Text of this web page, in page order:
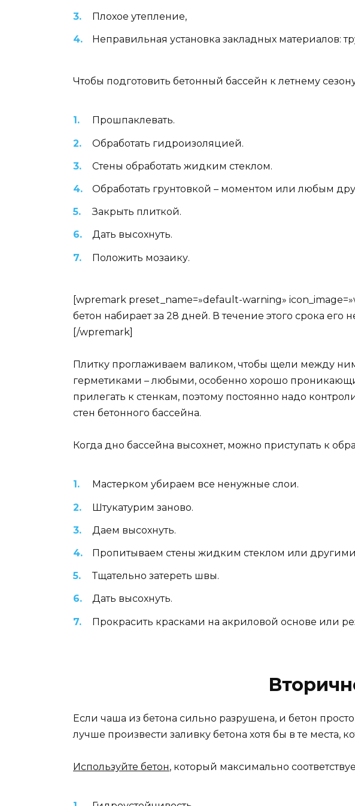
Плохое утепление,
Неправильная установка закладных материалов:
Чтобы подготовить бетонный бассейн к летнему
Прошпаклевать.
Обработать гидроизоляцией.
Стены обработать жидким стеклом.
Обработать грунтовкой – моментом или любым
Закрыть плиткой.
Дать высохнуть.
Положить мозаику.
[wpremark preset_name=»default-warning»
бетон набирает за 28 дней. В течение этого срока
[/wpremark]
Плитку проглаживаем валиком, чтобы щели между
герметиками – любыми, особенно хорошо
прилегать к стенкам, поэтому постоянно надо
стен бетонного бассейна.
Когда дно бассейна высохнет, можно приступать к
Мастерком убираем все ненужные слои.
Штукатурим заново.
Даем высохнуть.
Пропитываем стены жидким стеклом или
Тщательно затереть швы.
Дать высохнуть.
Прокрасить красками на акриловой основе или
Если чаша из бетона сильно разрушена, и бетон
лучше произвести заливку бетона хотя бы в те
Используйте бетон, который максимально